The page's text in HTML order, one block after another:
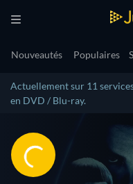
Nouveautés Populaires
Actuellement sur 11
en DVD / Blu-ray.